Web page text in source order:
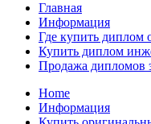
Главная
Информация
Где купить диплом
Купить диплом
Продажа дипломов
Home
Информация